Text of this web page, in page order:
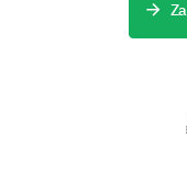
In your opinion,